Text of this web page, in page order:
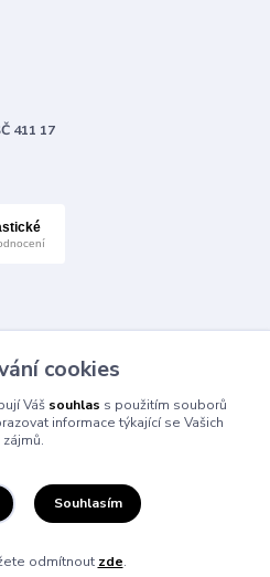
411 17
hod
cookies
Váš souhlas s použitím souborů
informace týkající se Vašich
zájmů.
Souhlasím
odmítnout zde.